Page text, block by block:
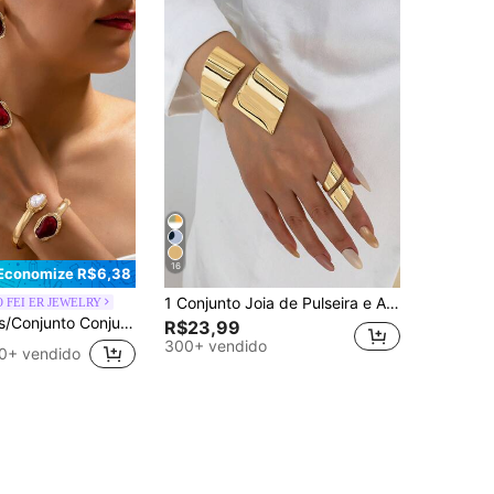
R$6,38
FEI ER JEWELRY
Pérola de Estilo Vintage Luxuoso Europeu e Americano, Conjunto de Joias Elegante e Romântico, Presente de Joias Adequado para Uso Diário, Férias, Encontros, Banquetes, Festas e Presentes de Feriado
vendido
16
1 Conjunto Joia de Pulseira e Anel Geométrico Dourado, Pulseira e Anel Combinando, Conjunto de Pulseira e Anel Minimalista Grosso, Para Mulheres
R$23,99
300+ vendido